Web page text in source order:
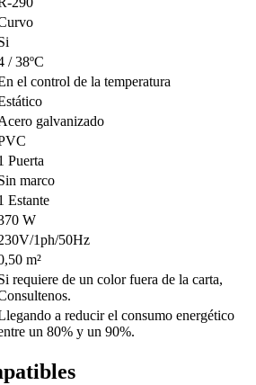
/ 38ºC
el control de la temperatura
galvanizado
Puerta
marco
Estante
W
1ph/50Hz
m²
requiere de un color fuera de la carta,
a reducir el consumo energético
un 80% y un 90%.